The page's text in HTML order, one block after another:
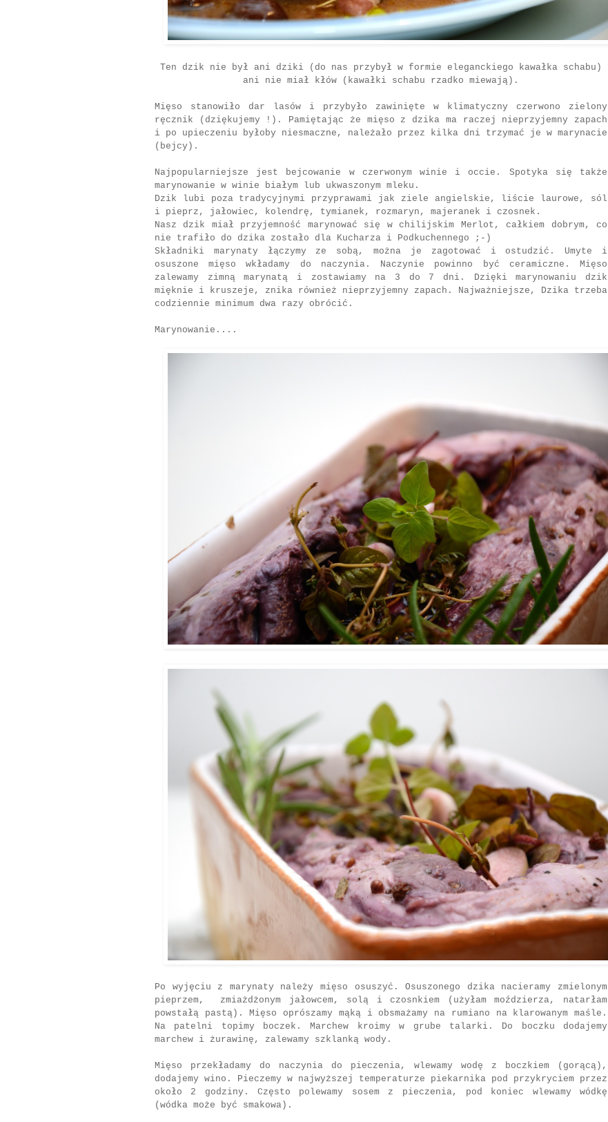
Ten dzik nie był ani dziki (do nas przybył w formie eleganckiego kawałka schabu)
ani nie miał kłów (kawałki schabu rzadko miewają).
Mięso stanowiło dar lasów i przybyło zawinięte w klimatyczny czerwono zielony
ręcznik (dziękujemy !). Pamiętając że mięso z dzika ma raczej nieprzyjemny zapach
i po upieczeniu byłoby niesmaczne, należało przez kilka dni trzymać je w marynacie
(bejcy).
Najpopularniejsze jest bejcowanie w czerwonym winie i occie. Spotyka się także
marynowanie w winie białym lub ukwaszonym mleku.
Dzik lubi poza tradycyjnymi przyprawami jak ziele angielskie, liście laurowe, sól
i pieprz, jałowiec, kolendrę, tymianek, rozmaryn, majeranek i czosnek.
Nasz dzik miał przyjemność marynować się w chilijskim Merlot, całkiem dobrym, co
nie trafiło do dzika zostało dla Kucharza i Podkuchennego ;-)
Składniki marynaty łączymy ze sobą, można je zagotować i ostudzić. Umyte i
osuszone mięso wkładamy do naczynia. Naczynie powinno być ceramiczne. Mięso
zalewamy zimną marynatą i zostawiamy na 3 do 7 dni. Dzięki marynowaniu dzik
mięknie i kruszeje, znika również nieprzyjemny zapach. Najważniejsze, Dzika trzeba
codziennie minimum dwa razy obrócić.
Marynowanie....
Po wyjęciu z marynaty należy mięso osuszyć. Osuszonego dzika nacieramy zmielonym
pieprzem, zmiażdżonym jałowcem, solą i czosnkiem (użyłam moździerza, natarłam
powstałą pastą). Mięso oprószamy mąką i obsmażamy na rumiano na klarowanym maśle.
Na patelni topimy boczek. Marchew kroimy w grube talarki. Do boczku dodajemy
marchew i żurawinę, zalewamy szklanką wody.
Mięso przekładamy do naczynia do pieczenia, wlewamy wodę z boczkiem (gorącą),
dodajemy wino. Pieczemy w najwyższej temperaturze piekarnika pod przykryciem przez
około 2 godziny. Często polewamy sosem z pieczenia, pod koniec wlewamy wódkę
(wódka może być smakowa).